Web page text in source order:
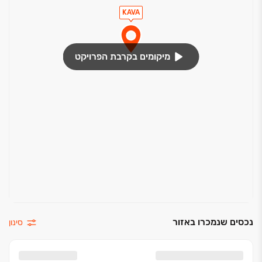
KAVA‏
מיקומים בקרבת הפרויקט
נכסים שנמכרו באזור סינון